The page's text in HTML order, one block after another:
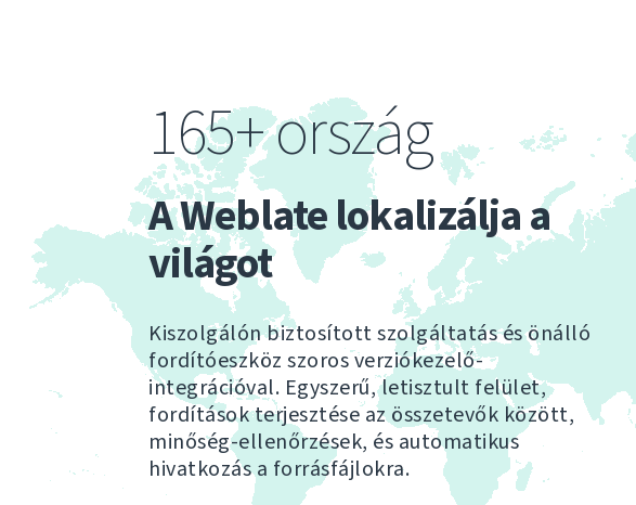
165+ ország
A Weblate lokalizálja a
világot
Kiszolgálón biztosított szolgáltatás és önálló
fordítóeszköz szoros verziókezelő-
integrációval. Egyszerű, letisztult felület,
fordítások terjesztése az összetevők között,
minőség-ellenőrzések, és automatikus
hivatkozás a forrásfájlokra.